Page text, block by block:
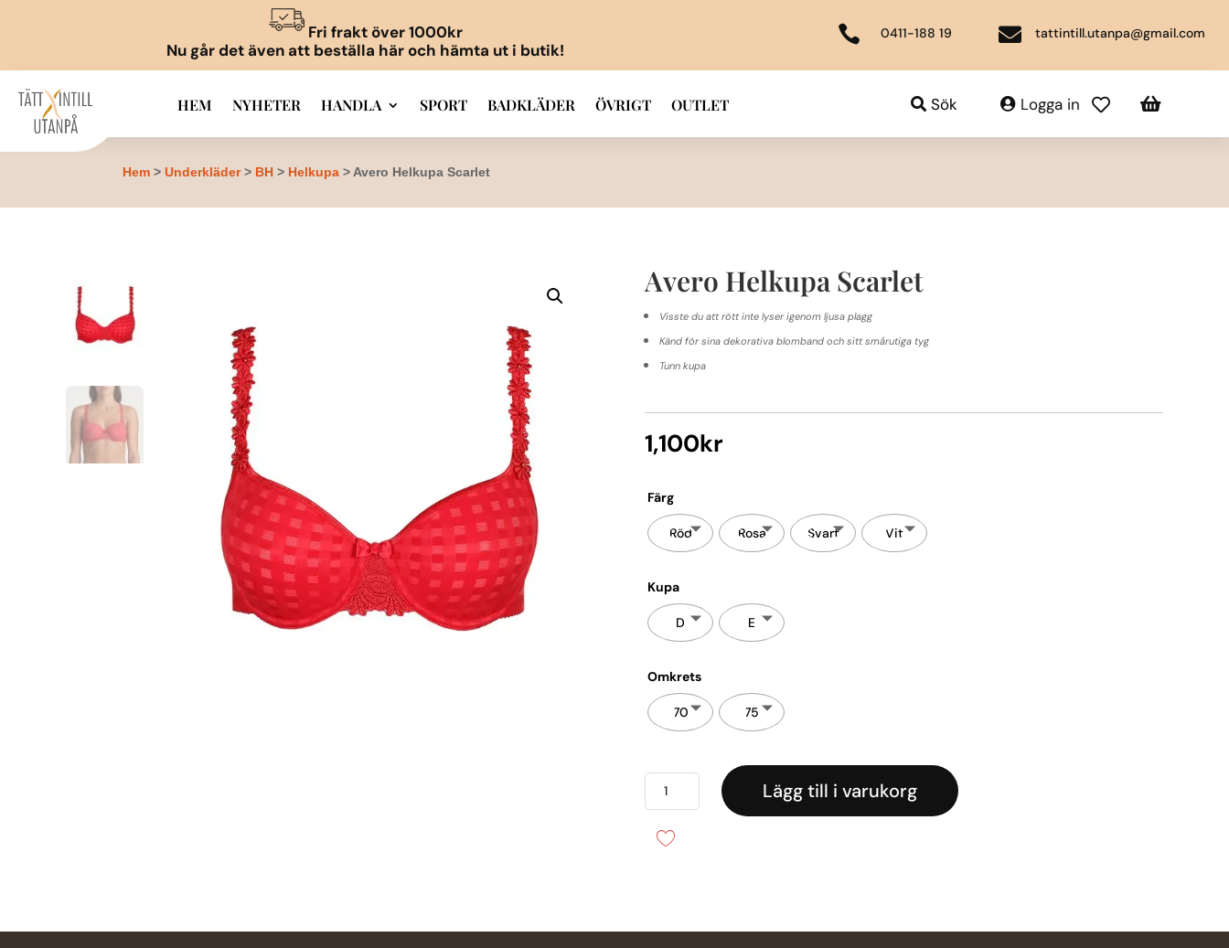
Fri frakt över 1000kr
Nu går det även att beställa här och hämta ut i butik!
 0411-188 19  tattintill.utanpa@gmail.com
HEM NYHETER HANDLA SPORT BADKLÄDER ÖVRIGT OUTLET  
Logga in
Sök
Hem >Underkläder> BH > Helkupa > Avero Helkupa Scarlet
Avero Helkupa Scarlet
Visste du att rött inte lyser igenom ljusa plagg
Känd för sina dekorativa blomband och sitt smårutiga tyg
Tunn kupa
1,100kr
Färg
Röd Rosa Svart Vit
Kupa
D E
Omkrets
70 75
mängd
Lägg till i varukorg